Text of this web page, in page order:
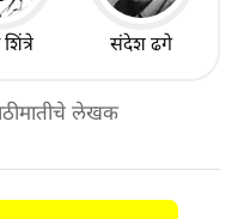
संदेश ढगे
लेखक